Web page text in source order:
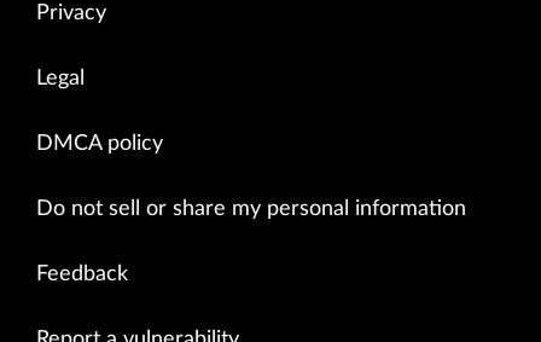
Privacy
Legal
DMCA policy
Do not sell or share my personal information
Feedback